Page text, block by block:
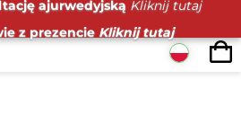
ajurwedyjską Kliknij tutaj
z prezencie Kliknij tutaj